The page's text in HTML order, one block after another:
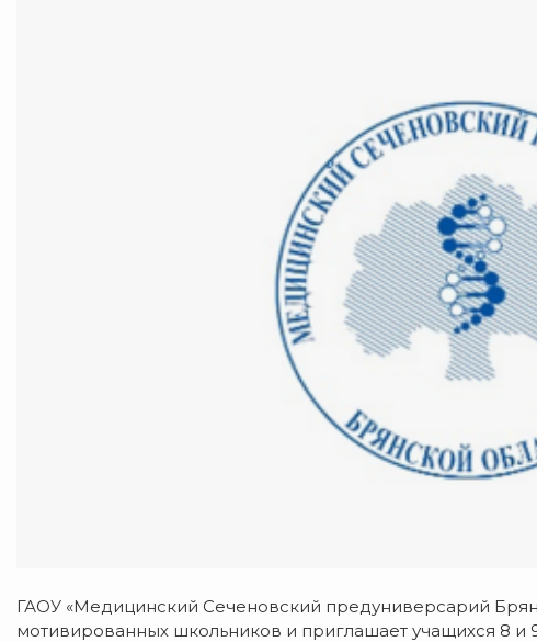
ГАОУ «Медицинский Сеченовский предуниверсарий
мотивированных школьников и приглашает учащихся 8 и